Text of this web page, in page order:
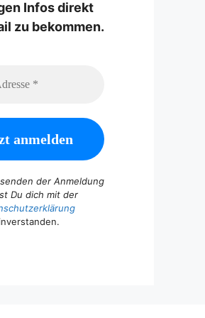
Infos direkt
zu bekommen.
der Anmeldung
Du dich mit der